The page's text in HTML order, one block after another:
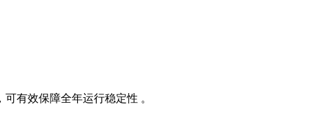
有效保障全年运行稳定性 。